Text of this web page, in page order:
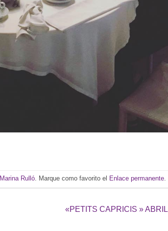
Marina Rulló. Marque como favorito el Enlace permanente.
«PETITS CAPRICIS » ABRIL